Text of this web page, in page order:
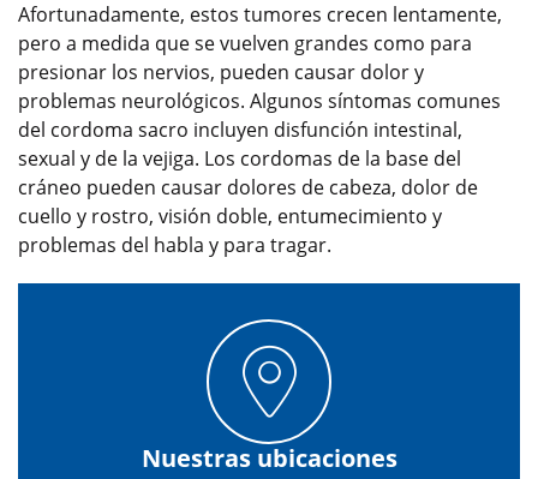
Afortunadamente, estos tumores crecen lentamente,
pero a medida que se vuelven grandes como para
presionar los nervios, pueden causar dolor y
problemas neurológicos. Algunos síntomas comunes
del cordoma sacro incluyen disfunción intestinal,
sexual y de la vejiga. Los cordomas de la base del
cráneo pueden causar dolores de cabeza, dolor de
cuello y rostro, visión doble, ​​​​​​​entumecimiento y
problemas del habla y para tragar.
Nuestras ubicaciones